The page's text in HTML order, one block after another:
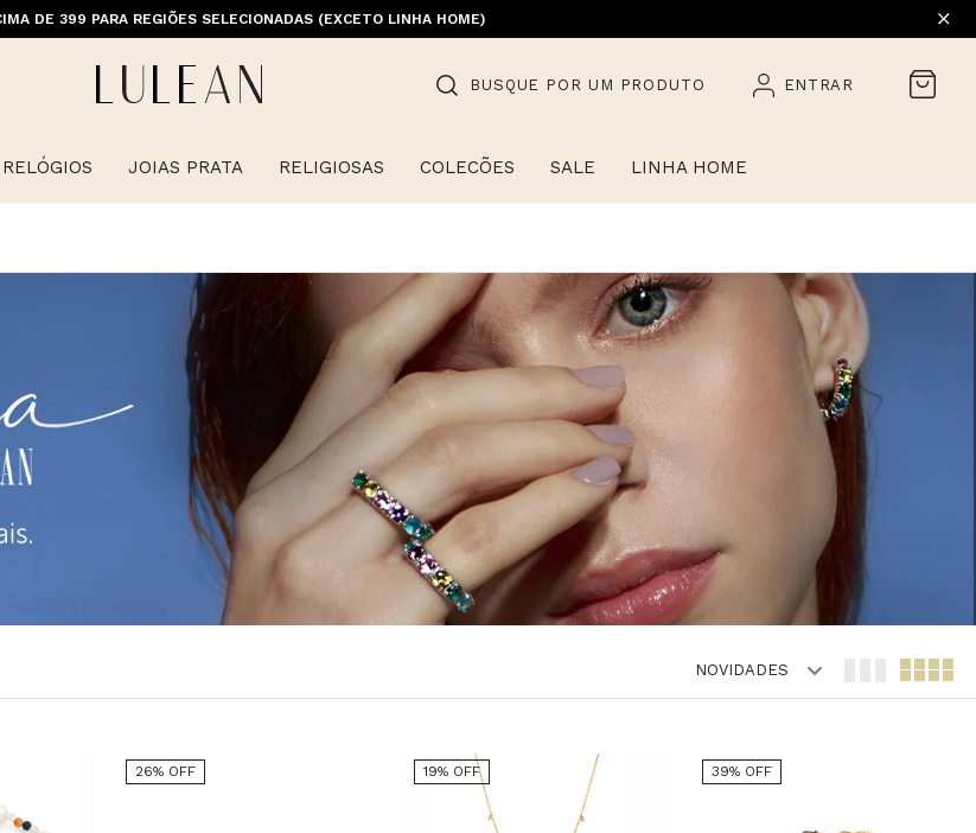
DE 399 PARA REGIÕES SELECIONADAS (EXCETO LINHA HOME)
(EXCETO OFERTAS, ALIANÇAS, RELÓGIOS E ITENS EM PROMOÇÃO) | 1ª TROCA GRÁTIS
BUSQUE POR UM PRODUTO ENTRAR
RELÓGIOS JOIAS PRATA RELIGIOSAS COLECÕES SALE LINHA HOME
NOVIDADES
26% OFF 19% OFF 39% OFF